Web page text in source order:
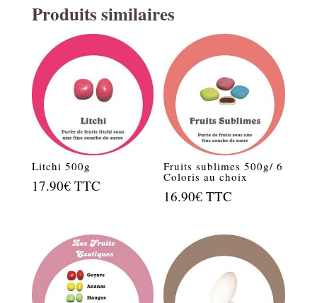
Produits similaires
Litchi 500g
17.90€ TTC
Fruits sublimes 500g/ 6
Coloris au choix
16.90€ TTC